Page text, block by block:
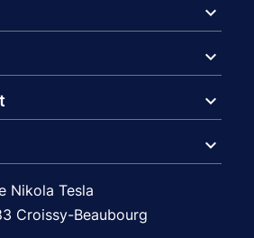
expand_more
expand_more
expand_more
expand_more
Nikola Tesla
Croissy-Beaubourg